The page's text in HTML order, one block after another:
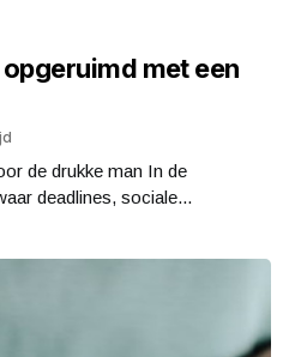
met een
de drukke man In de
deadlines, sociale...